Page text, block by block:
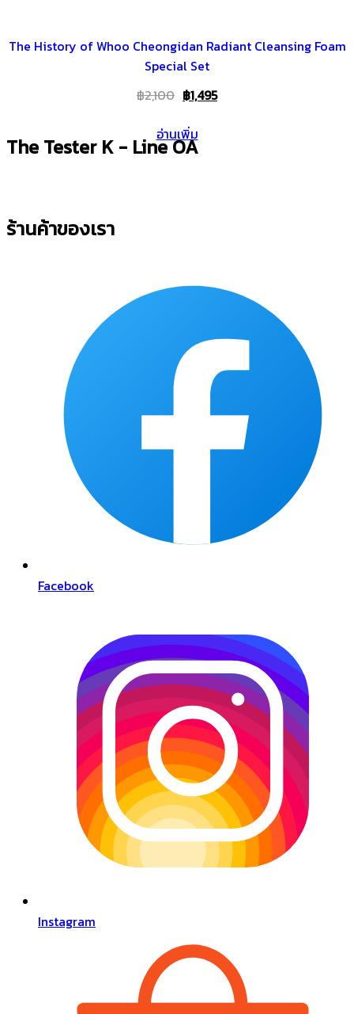
The History of Whoo Cheongidan Radiant Cleansing Foam
Special Set
฿2,100 Original
was:
฿2,100.
฿1,495Current
อ่านเพิ่ม
The Tester K - Line OA
ร้านค้าของเรา
Facebook
Instagram